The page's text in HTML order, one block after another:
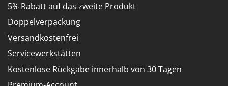
Sortierer für Oliven
Sprühgeräte für Pflanzenbehandlung
Stäubegeräte für Traktor
Staubsauger - Elektrobesen
T
Teppichreiniger und Teppichbodenreiniger
Imperia
Infaco
Intec
Intex
Iseki
5% Rabatt auf das zweite Produkt
Doppelverpackung
Versandkostenfrei
Servicewerkstätten
Kostenlose Rückgabe innerhalb von 30 Tagen